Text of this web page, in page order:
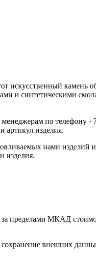
искусственный камень
и синтетическими
по телефону
артикул изделия.
нами
изделия.
пределами МКАД
сохранение внешних